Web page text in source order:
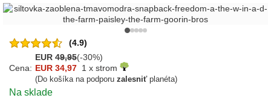
(4.9)
EUR 49,95(-30%)
Cena: EUR 34,97 1 x strom
(Do košíka na podporu zalesniťplanéta)
Na sklade